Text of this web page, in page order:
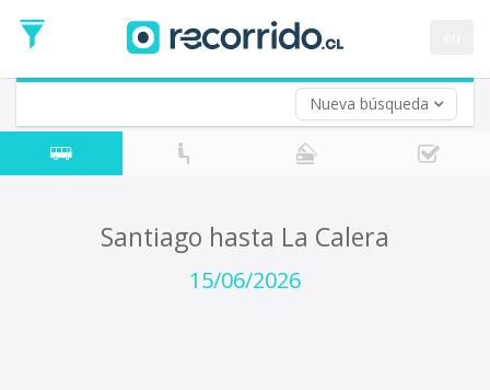
Nueva búsqueda
de
Ida
Vuelta (opcional)
Fecha
de
Santiago hasta La Calera
15/06/2026